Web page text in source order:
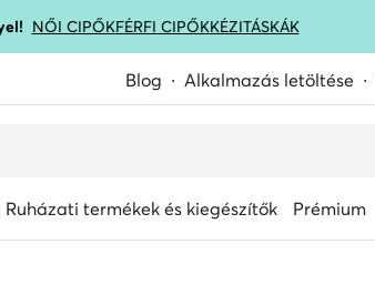
NŐI CIPŐKFÉRFI CIPŐKKÉZITÁSKÁK
Blog Alkalmazás letöltése
Ruházati termékek és kiegészítők Prémium